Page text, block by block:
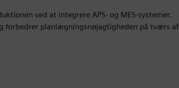
ved at integrere APS- og MES-systemer.
forbedrer planlægningsnøjagtigheden på tværs af